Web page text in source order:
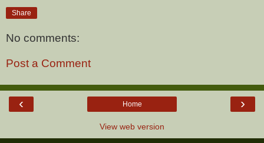
Share
No comments:
Post a Comment
‹ ›
Home
View web version